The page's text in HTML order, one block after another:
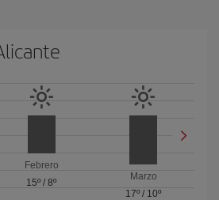
Febrero
15º / 8º
Marzo
17º / 10º